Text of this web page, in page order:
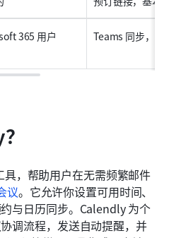
365 用户 Teams 同步，组
，帮助用户在无需频繁邮件
议。它允许你设置可用时间、
与日历同步。Calendly 为个
调流程，发送自动提醒，并